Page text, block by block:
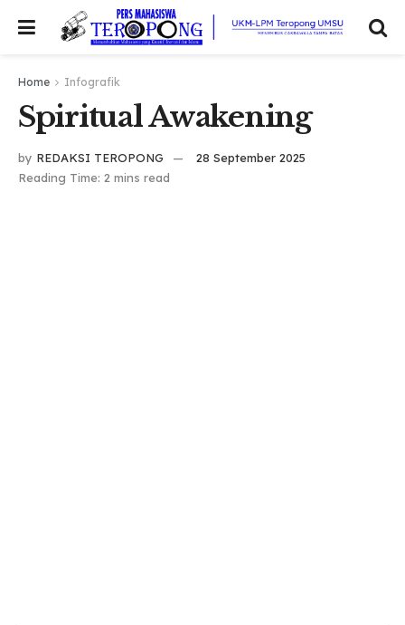
Home Infografik
Spiritual Awakening
by REDAKSI TEROPONG
28 September 2025
Reading Time: 2 mins read